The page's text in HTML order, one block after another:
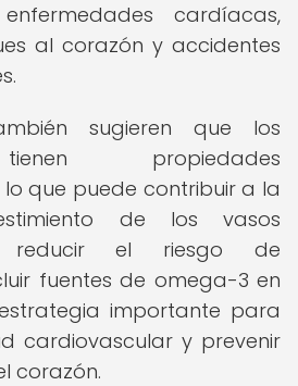
cardíacas,
al corazón y accidentes
sugieren que los
propiedades
que puede contribuir a la
de los vasos
reducir el riesgo de
fuentes de omega-3 en
importante para
cardiovascular y prevenir
corazón.